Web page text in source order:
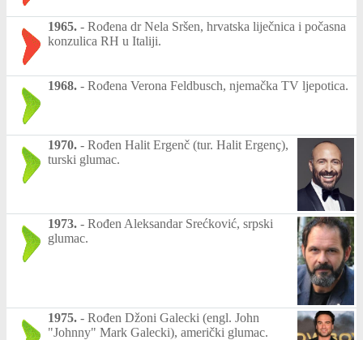
1965. - Rođena dr Nela Sršen, hrvatska liječnica i počasna
konzulica RH u Italiji.
1968. - Rođena Verona Feldbusch, njemačka TV ljepotica.
1970. - Rođen Halit Ergenč (tur. Halit Ergenç),
turski glumac.
1973. - Rođen Aleksandar Srećković, srpski
glumac.
1975. - Rođen Džoni Galecki (engl. John
"Johnny" Mark Galecki), američki glumac.